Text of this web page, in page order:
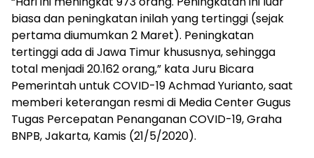
biasa dan peningkatan inilah yang tertinggi (sejak
pertama diumumkan 2 Maret). Peningkatan
tertinggi ada di Jawa Timur khususnya, sehingga
total menjadi 20.162 orang,” kata Juru Bicara
Pemerintah untuk COVID-19 Achmad Yurianto, saat
memberi keterangan resmi di Media Center Gugus
Tugas Percepatan Penanganan COVID-19, Graha
BNPB, Jakarta, Kamis (21/5/2020).